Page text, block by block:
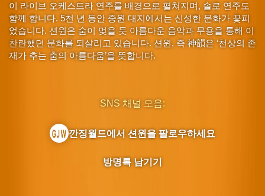
이 라이브 오케스트라 연주를 배경으로 펼쳐지며, 솔로 연주도
함께 합니다. 5천 년 동안 중원 대지에서는 신성한 문화가 꽃피
었습니다. 션윈은 숨이 멎을 듯 아름다운 음악과 무용을 통해 이
찬란했던 문화를 되살리고 있습니다. 션윈, 즉 神韻은 ‘천상의 존
재가 추는 춤의 아름다움’을 뜻합니다.
SNS 채널 모음:
깐징월드에서 션윈을 팔로우하세요
방명록 남기기